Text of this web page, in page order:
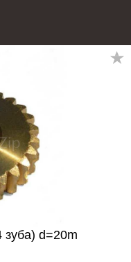
зуба) d=20m